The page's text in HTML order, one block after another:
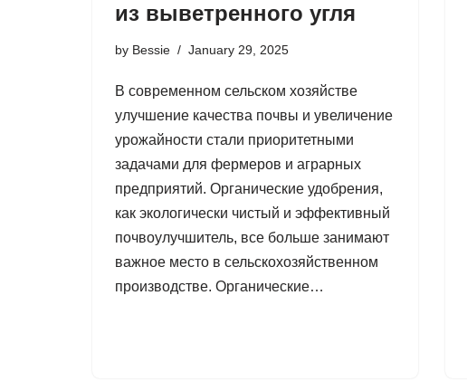
из выветренного угля
by Bessie January 29, 2025
В современном сельском хозяйстве
улучшение качества почвы и увеличение
урожайности стали приоритетными
задачами для фермеров и аграрных
предприятий. Органические удобрения,
как экологически чистый и эффективный
почвоулучшитель, все больше занимают
важное место в сельскохозяйственном
производстве. Органические…